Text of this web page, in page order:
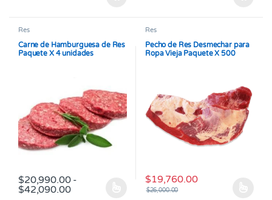
Res
Carne de Hamburguesa de Res
Paquete X 4 unidades
$20,990.00 -
$42,090.00Rango de precios: desde $20,990.00 hasta
Este producto tiene múltiples variantes. Las opciones se
Res
Pecho de Res Desmechar para
Ropa Vieja Paquete X 500
$19,760.00
$26,000.00
Este producto tiene múltiples